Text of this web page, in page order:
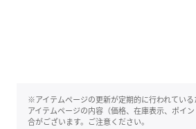
※アイテムページの更新が定期的に行われてい
アイテムページの内容（価格、在庫表示、ポイ
合がございます。ご注意ください。